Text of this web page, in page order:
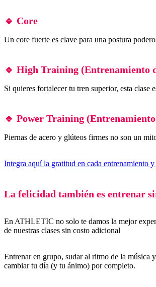
🔹 Core
Un core fuerte es clave para una postura
🔹 High Training (Entrenamiento
Si quieres fortalecer tu tren superior, esta
🔹 Power Training
Piernas de acero y glúteos firmes no son un
Integra aquí la gratitud en cada entrenamiento
La felicidad también es entrenar
En ATHLETIC no solo te damos la mejor
de nuestras clases sin costo adicional
Entrenar en grupo, sudar al ritmo de la música
cambiar tu día (y tu ánimo) por completo.